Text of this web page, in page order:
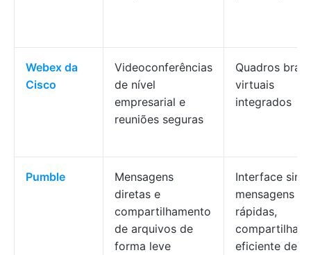
Webex da
Cisco
Videoconferências
de nível
empresarial e
reuniões seguras
Quadros
virtuais
integrados
Pumble
Mensagens
diretas e
compartilhamento
de arquivos de
forma leve
Interface
mensagens
rápidas,
eficiente de